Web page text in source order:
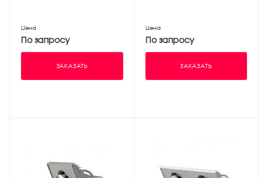
Цена
По запросу
ЗАКАЗАТЬ
Цена
По запросу
ЗАКАЗАТЬ